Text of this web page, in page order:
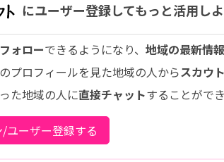
にユーザー登録してもっと活用しよ
フォローできるようになり、 地域の最新情報
プロフィールを見た地域の人からスカウ
た地域の人に直接チャットすることがで
ユーザー登録する